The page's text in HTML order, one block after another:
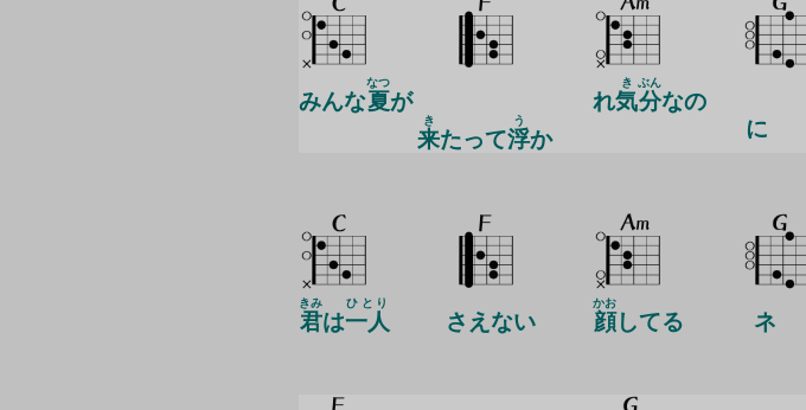
みんな夏
なつ
が
来
き
たって浮
う
か
れ気
き
分
ぶん
なの
に
君
きみ
は一人
ひとり
さえない 顔
かお
してる ネ